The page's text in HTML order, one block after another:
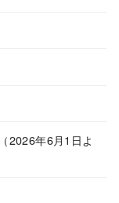
2026年6月1日よ